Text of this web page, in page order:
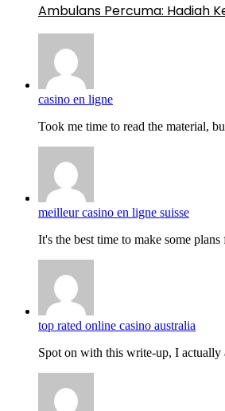
Ambulans Percuma: Hadiah
casino en ligne
Took me time to read the material,
meilleur casino en ligne suisse
It's the best time to make some
top rated online casino australia
Spot on with this write-up, I actually